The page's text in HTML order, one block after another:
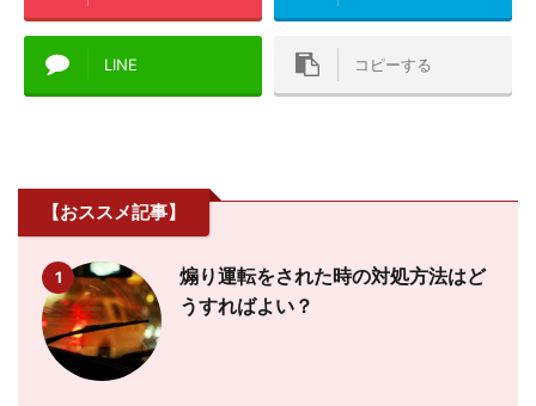
LINE コピーする
【おススメ記事】
1
煽り運転をされた時の対処方法はど
うすればよい？